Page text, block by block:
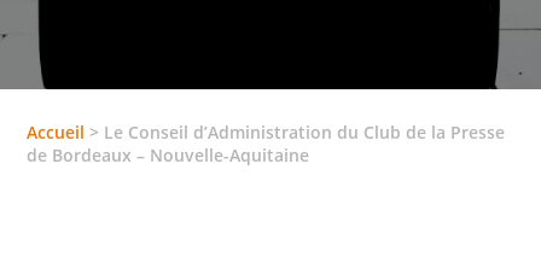
Accueil > Le Conseil d’Administration du Club de la Presse
de Bordeaux – Nouvelle-Aquitaine